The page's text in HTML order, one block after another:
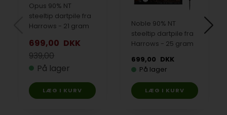
Opus 90% NT
steeltip dartpile fra
Harrows - 21 gram
699,00 DKK
939,00
På lager
Noble 90% NT
steeltip dartpile fra
Harrows - 25 gram
699,00 DKK
På lager